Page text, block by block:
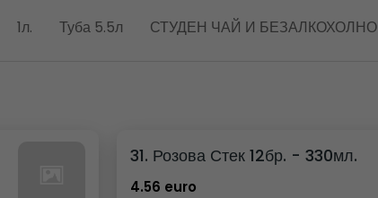
1л. Туба 5.5л СТУДЕН ЧАЙ И БЕЗАЛКОХОЛНО
31. Розова Стек 12бр. - 330мл.
4.56 euro